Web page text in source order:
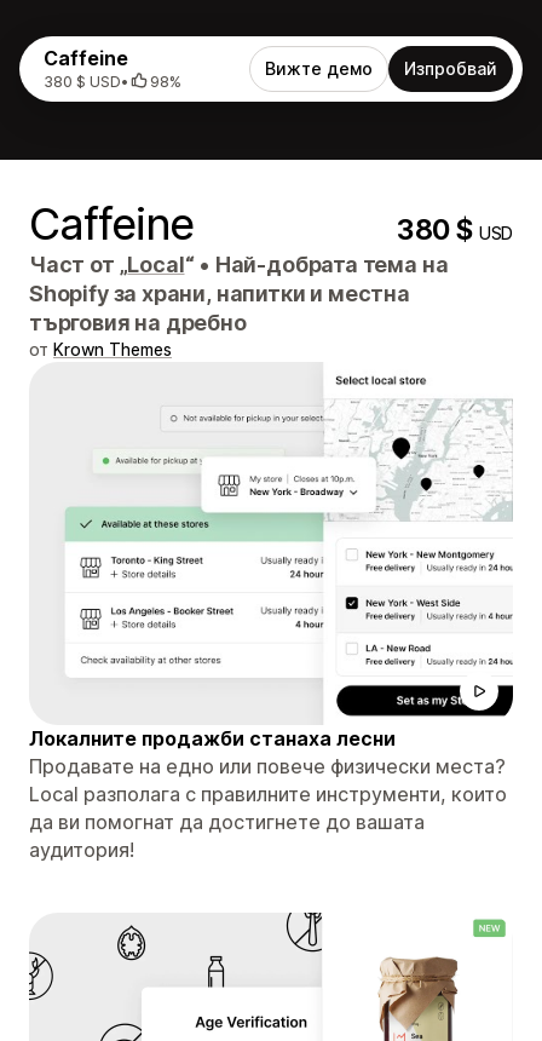
Caffeine
380 $ USD• 98%
Вижте демо Изпробвай
Caffeine 380 $USD
Част от „Local“ • Най-добрата тема на
Shopify за храни, напитки и местна
търговия на дребно
от Krown Themes
Локалните продажби станаха лесни
Продавате на едно или повече физически места?
Local разполага с правилните инструменти, които
да ви помогнат да достигнете до вашата
аудитория!